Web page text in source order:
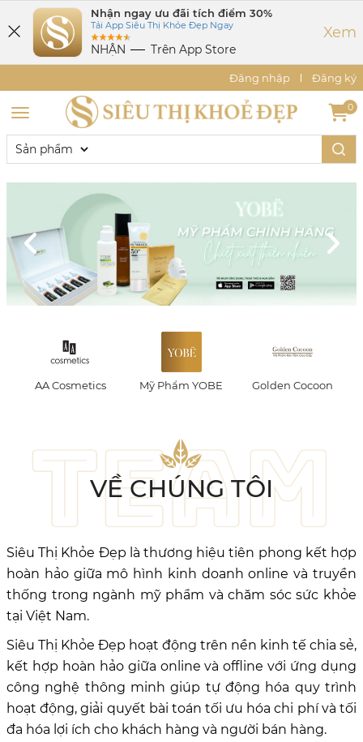
Nhận ngay ưu đãi tích điểm 30%
Tải App Siêu Thị Khỏe Đẹp Ngay
NHẬN Trên App Store
Xem
Đăng nhập Đăng ký
0
Mỹ Phẩm YOBE Golden Cocoon Milky Dress
VỀ CHÚNG TÔI
Siêu Thị Khỏe Đẹp là thương hiệu tiên phong kết hợp
hoàn hảo giữa mô hình kinh doanh online và truyền
thống trong ngành mỹ phẩm và chăm sóc sức khỏe
tại Việt Nam.
Siêu Thị Khỏe Đẹp hoạt động trên nền kinh tế chia sẻ,
kết hợp hoàn hảo giữa online và offline với ứng dụng
công nghệ thông minh giúp tự động hóa quy trình
hoạt động, giải quyết bài toán tối ưu hóa chi phí và tối
đa hóa lợi ích cho khách hàng và người bán hàng.